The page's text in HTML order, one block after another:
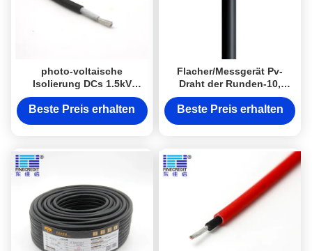
photo-voltaische
Isolierung DCs 1.5kV
Kabel-XLPE für
Sonnensysteme
Beste Preis erhalten
Flacher/Messgerät Pv-
Draht der Runden-10,
Pantone-Isolierungs-
Zwillings-Kern-Solarkabel
Beste Preis erhalten